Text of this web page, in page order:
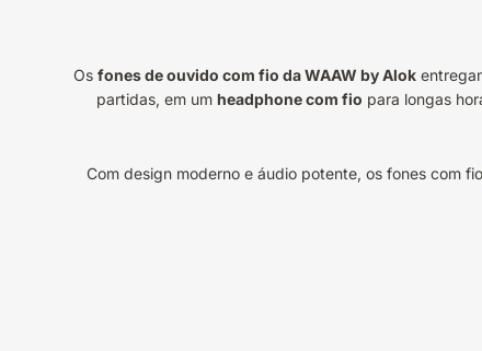
Os fones de ouvido com fio da WAAW by Alok
partidas, em um headphone com fio para longas
Com design moderno e áudio potente, os fones com